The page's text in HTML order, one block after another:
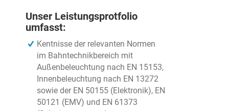
Unser Leistungsprotfolio
umfasst:
Kentnisse der relevanten Normen
im Bahntechnikbereich mit
Außenbeleuchtung nach EN 15153,
Innenbeleuchtung nach EN 13272
sowie der EN 50155 (Elektronik), EN
50121 (EMV) und EN 61373